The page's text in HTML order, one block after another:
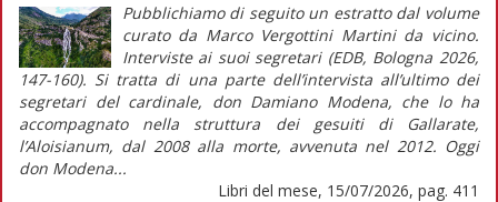
Pubblichiamo di seguito un estratto dal volume
curato da Marco Vergottini Martini da vicino.
Interviste ai suoi segretari (EDB, Bologna 2026,
147-160). Si tratta di una parte dell’intervista all’ultimo dei
segretari del cardinale, don Damiano Modena, che lo ha
accompagnato nella struttura dei gesuiti di Gallarate,
l’Aloisianum, dal 2008 alla morte, avvenuta nel 2012. Oggi
don Modena...
Libri del mese, 15/07/2026, pag. 411